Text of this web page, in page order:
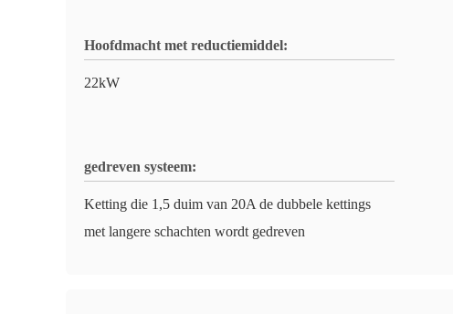
Hoofdmacht met reductiemiddel:
22kW
gedreven systeem:
Ketting die 1,5 duim van 20A de dubbele kettings
met langere schachten wordt gedreven